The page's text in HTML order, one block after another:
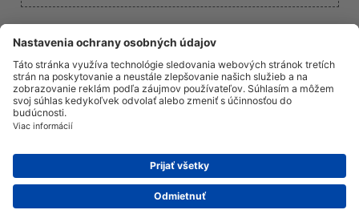
Nastavenia cookies
Môžeme získať províziu, ak použijete jeden z našich
O násNovinkyInformácieOchrana súkromia
Právne informácieinfo@lenspricer.sk
DK44428156